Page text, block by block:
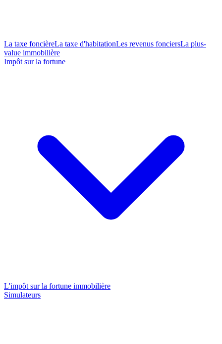
La taxe foncièreLa taxe d'habitationLes revenus fonciersLa plus-
value immobilière
Impôt sur la fortune
L'impôt sur la fortune immobilière
Simulateurs